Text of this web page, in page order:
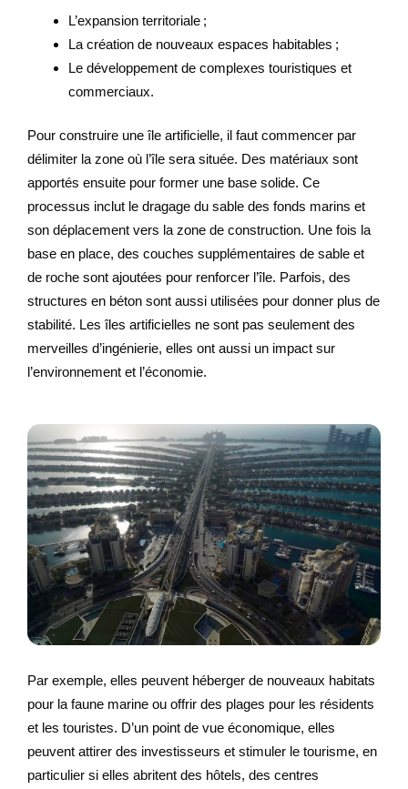
L’expansion territoriale ;
La création de nouveaux espaces habitables ;
Le développement de complexes touristiques et
commerciaux.
Pour construire une île artificielle, il faut commencer par
délimiter la zone où l’île sera située. Des matériaux sont
apportés ensuite pour former une base solide. Ce
processus inclut le dragage du sable des fonds marins et
son déplacement vers la zone de construction. Une fois la
base en place, des couches supplémentaires de sable et
de roche sont ajoutées pour renforcer l’île. Parfois, des
structures en béton sont aussi utilisées pour donner plus de
stabilité. Les îles artificielles ne sont pas seulement des
merveilles d’ingénierie, elles ont aussi un impact sur
l’environnement et l’économie.
Par exemple, elles peuvent héberger de nouveaux habitats
pour la faune marine ou offrir des plages pour les résidents
et les touristes. D’un point de vue économique, elles
peuvent attirer des investisseurs et stimuler le tourisme, en
particulier si elles abritent des hôtels, des centres